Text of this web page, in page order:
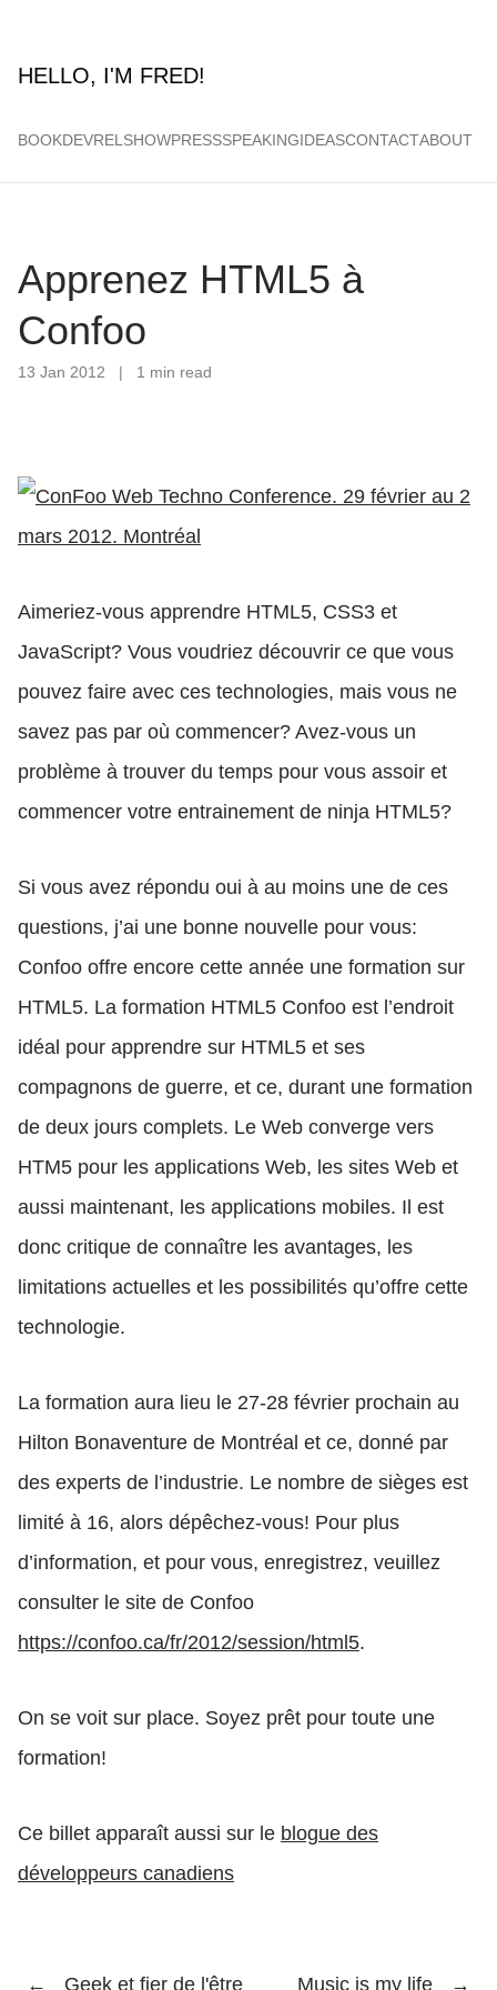
HELLO, I'M FRED!
BOOKDEVRELSHOWPRESSSPEAKINGIDEASCONTACTABOUT
Apprenez HTML5 à
Confoo
13 Jan 2012 | 1 min read
Aimeriez-vous apprendre HTML5, CSS3 et
JavaScript? Vous voudriez découvrir ce que vous
pouvez faire avec ces technologies, mais vous ne
savez pas par où commencer? Avez-vous un
problème à trouver du temps pour vous assoir et
commencer votre entrainement de ninja HTML5?
Si vous avez répondu oui à au moins une de ces
questions, j’ai une bonne nouvelle pour vous:
Confoo offre encore cette année une formation sur
HTML5. La formation HTML5 Confoo est l’endroit
idéal pour apprendre sur HTML5 et ses
compagnons de guerre, et ce, durant une formation
de deux jours complets. Le Web converge vers
HTM5 pour les applications Web, les sites Web et
aussi maintenant, les applications mobiles. Il est
donc critique de connaître les avantages, les
limitations actuelles et les possibilités qu’offre cette
technologie.
La formation aura lieu le 27-28 février prochain au
Hilton Bonaventure de Montréal et ce, donné par
des experts de l’industrie. Le nombre de sièges est
limité à 16, alors dépêchez-vous! Pour plus
d’information, et pour vous, enregistrez, veuillez
consulter le site de Confoo
https://confoo.ca/fr/2012/session/html5.
On se voit sur place. Soyez prêt pour toute une
formation!
Ce billet apparaît aussi sur le blogue des
développeurs canadiens
← Geek et fier de l'être Music is my life →